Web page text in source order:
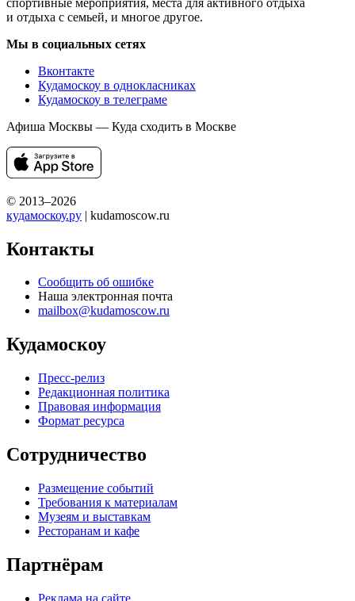
и отдыха с семьей, и многое другое.
Мы в социальных сетях
Вконтакте
Кудамоскоу в однокласниках
Кудамоскоу в телеграме
Афиша Москвы — Куда сходить в Москве
© 2013–2026
кудамоскоу.ру | kudamoscow.ru
Контакты
Сообщить об ошибке
Наша электронная почта
mailbox@kudamoscow.ru
Кудамоскоу
Пресс-релиз
Редакционная политика
Правовая информация
Формат ресурса
Сотрудничество
Размещение событий
Требования к материалам
Музеям и выставкам
Ресторанам и кафе
Партнёрам
Реклама на сайте